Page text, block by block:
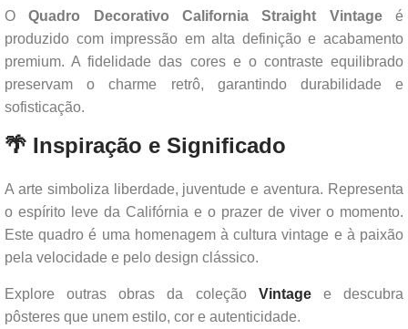
OQuadro Decorativo California Straight Vintageé
produzido com impressão em alta definição e acabamento
premium. A fidelidade das cores e o contraste equilibrado
preservam o charme retrô, garantindo durabilidade e
sofisticação.
🌴 Inspiração e Significado
A arte simboliza liberdade, juventude e aventura. Representa
o espírito leve da Califórnia e o prazer de viver o momento.
Este quadro é uma homenagem à cultura vintage e à paixão
pela velocidade e pelo design clássico.
Explore outras obras da coleção Vintagee descubra
pôsteres que unem estilo, cor e autenticidade.